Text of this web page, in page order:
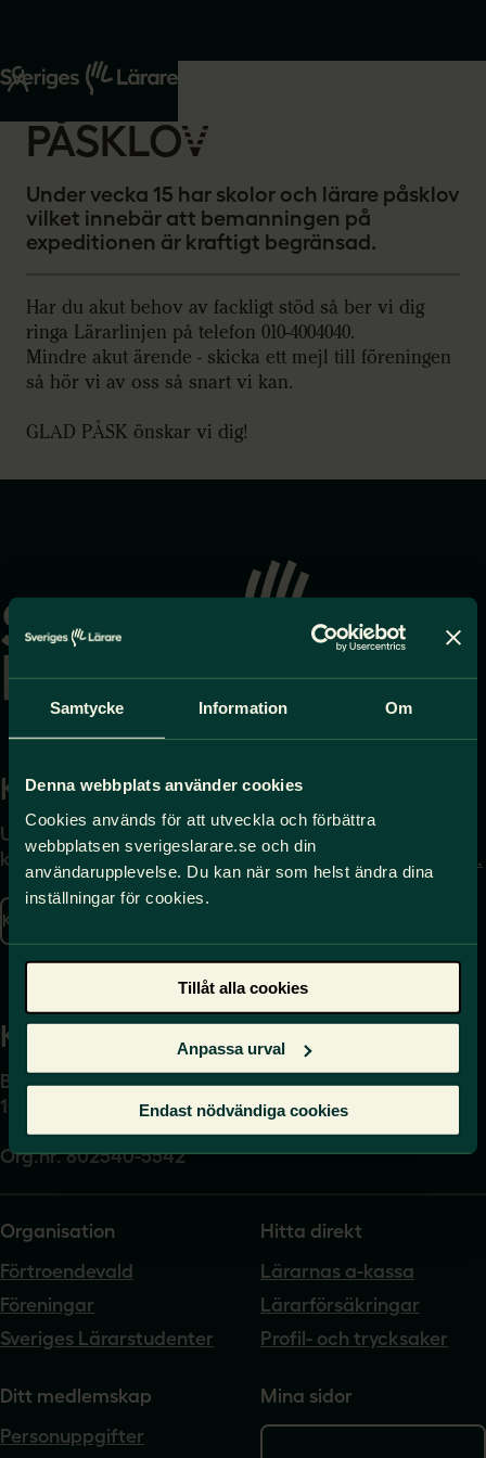
Samtycke Information Om
Denna webbplats använder cookies
Cookies används för att utveckla och förbättra
webbplatsen sverigeslarare.se och din
användarupplevelse. Du kan när som helst ändra dina
inställningar för cookies.
Tillåt alla cookies
Anpassa urval
Endast nödvändiga cookies
Start
Om oss
2026-03-27
PÅSKLOV
Under vecka 15 har skolor och lärare påsklov
vilket innebär att bemanningen på
expeditionen är kraftigt begränsad.
Har du akut behov av fackligt stöd så ber vi dig
ringa Lärarlinjen på telefon 010-4004040.
Mindre akut ärende - skicka ett mejl till föreningen
så hör vi av oss så snart vi kan.
GLAD PÅSK önskar vi dig!
startsidan
Kontakta
Uppgifter om hur du
kontaktar oss finns här.
Kontakta oss
Press
Journalist – du når oss
press@sverigeslarare.
se
Presskontakt
Kansli
Box 17061
104 62 Stockholm
Org.nr. 802540-5542
Organisation
Förtroendevald
Föreningar
Sveriges Lärarstudenter
Hitta direkt
Lärarnas a-kassa
Lärarförsäkringar
Profil- och trycksaker
Ditt medlemskap
Personuppgifter
Mina sidor